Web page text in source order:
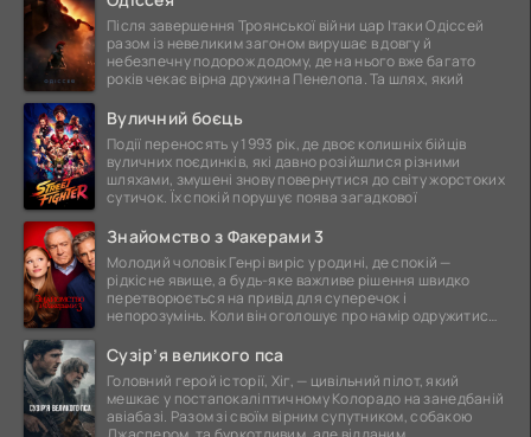
Після завершення Троянської війни цар Ітаки Одіссей
разом із невеликим загоном вирушає в довгу й
небезпечну подорож додому, де на нього вже багато
років чекає вірна дружина Пенелопа. Та шлях, який
Вуличний боєць
Події переносять у 1993 рік, де двоє колишніх бійців
вуличних поєдинків, які давно розійшлися різними
шляхами, змушені знову повернутися до світу жорстоких
сутичок. Їх спокій порушує поява загадкової
Знайомство з Факерами 3
Молодий чоловік Генрі виріс у родині, де спокій —
рідкісне явище, а будь-яке важливе рішення швидко
перетворюється на привід для суперечок і
непорозумінь. Коли він оголошує про намір одружитися,
Сузір’я великого пса
Головний герой історії, Хіг, — цивільний пілот, який
мешкає у постапокаліптичному Колорадо на занедбаній
авіабазі. Разом зі своїм вірним супутником, собакою